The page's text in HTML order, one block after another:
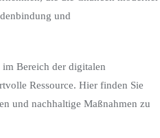
und
Bereich der digitalen
Ressource. Hier finden Sie
und nachhaltige Maßnahmen zu